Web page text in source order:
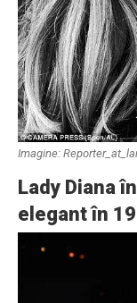
Imagine:
Lady Diana
elegant în